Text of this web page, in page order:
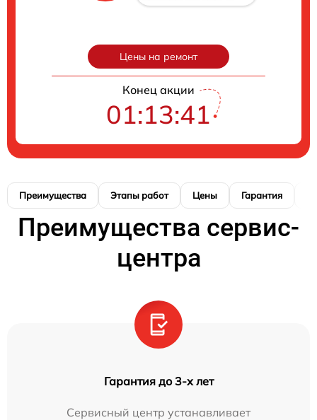
Цены на ремонт
Конец акции
01:13:41
Преимущества Этапы работ Цены Гарантия
Преимущества сервис-
центра
Гарантия до 3-х лет
Сервисный центр устанавливает